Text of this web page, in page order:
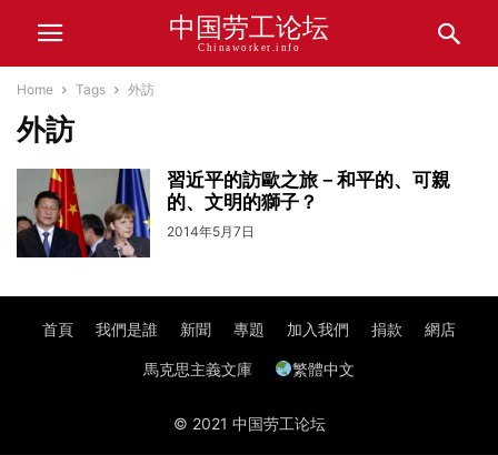
中国劳工论坛
Chinaworker.info
Home Tags 外訪
外訪
習近平的訪歐之旅－和平的、可親
的、文明的獅子？
2014年5月7日
首頁 我們是誰 新聞 專題 加入我們 捐款 網店
馬克思主義文庫 繁體中文
© 2021 中国劳工论坛